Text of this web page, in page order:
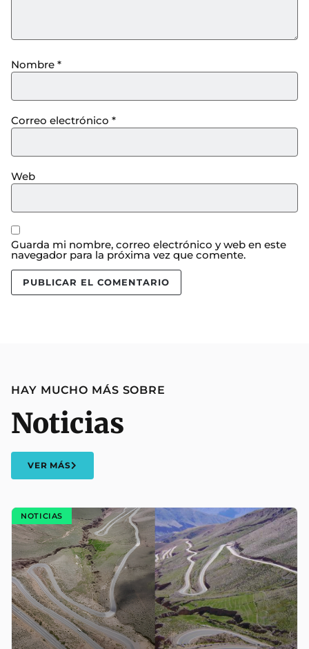
Nombre *
Correo electrónico *
Web
Guarda mi nombre, correo electrónico y web en este
navegador para la próxima vez que comente.
HAY MUCHO MÁS SOBRE
Noticias
VER MÁS
NOTICIAS